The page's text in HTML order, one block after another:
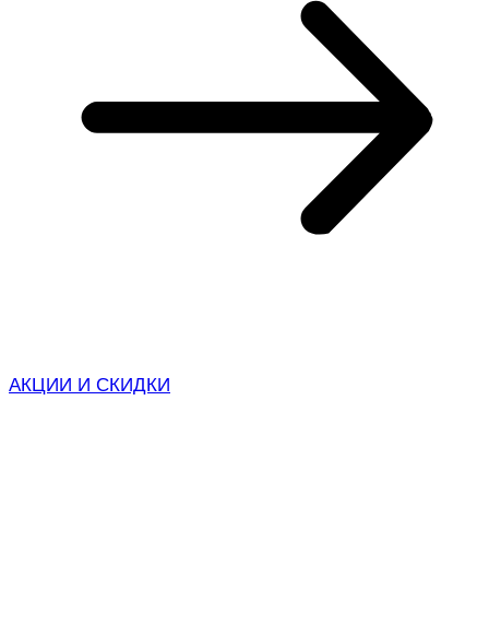
АКЦИИ И СКИДКИ